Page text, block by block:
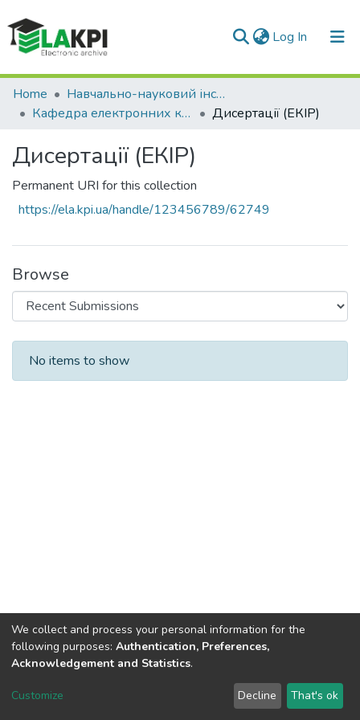
Log In (current)
Communities & Collections
All of DSpace
Statistics
Home
Навчально-науковий інститут телекомунікаційних систем (НН ІТС)
Кафедра електронних комунікацій та інтернету речей (ЕКІР)
Дисертації (ЕКІР)
Дисертації (ЕКІР)
Permanent URI for this collection
https://ela.kpi.ua/handle/123456789/62749
Browse
Recent Submissions
No items to show
DSpace software copyright © 2002-2026 LYRASIS
Send Feedback
We collect and process your personal information for the
following purposes: Authentication, Preferences,
Acknowledgement and Statistics.
Customize Decline That's ok